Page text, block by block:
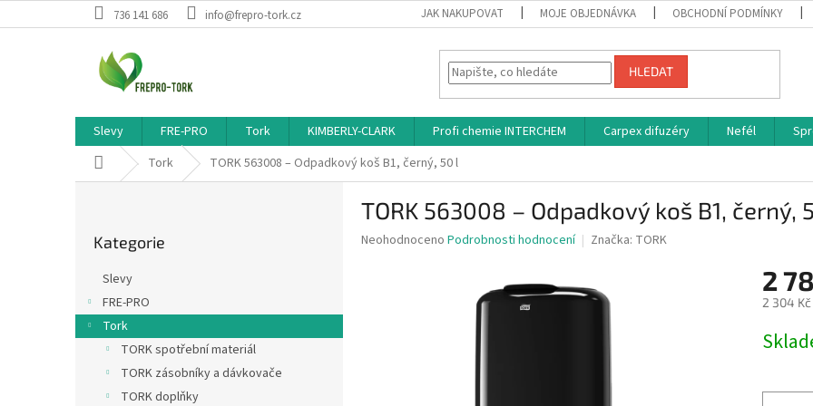
na
736 141 686 info@frepro-tork.cz JAK NAKUPOVAT MOJE OBJEDNÁVKA OBCHODNÍ PODMÍNKY
HLEDAT
Slevy FRE-PRO Tork KIMBERLY-CLARK Profi chemie INTERCHEM Carpex difuzéry Nefél
Domů Tork TORK 563008 – Odpadkový koš B1, černý, 50 l
n
kategorie
Kategorie
Slevy
FRE-PRO
Tork
TORK spotřební materiál
TORK zásobníky a dávkovače
TORK doplňky
TORK 563008 – Odpadkový koš B1, černý,
Průměrné
Neohodnoceno Podrobnosti hodnocení Značka: TORK
2
2 304 Kč
cena: